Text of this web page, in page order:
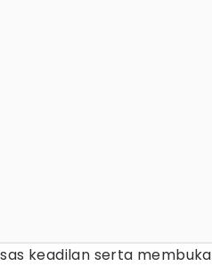
keadilan serta membuka